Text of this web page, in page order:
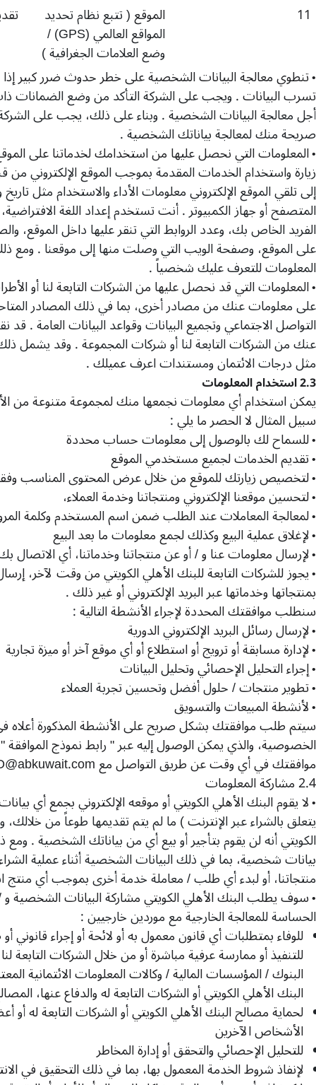
11
الموقع(تتبع نظام تحديد
المواقع العالمي(GPS) /
وضع العلامات الجغرافية)
•تنطوي معالجة البيانات الشخصية على خطر حدوث ضرر كبير إذا
تسرب البيانات.ويجب على الشركة التأكد من وضع الضمانات
أجل معالجة البيانات الشخصية.وبناء على ذلك، يجب على
صريحة منك لمعالجة بياناتك الشخصية.
•المعلومات التي نحصل عليها من استخدامك لخدماتنا على
زيارة واستخدام الخدمات المقدمة بموجب الموقع الإلكتروني من
إلى تلقي الموقع الإلكتروني معلومات الأداء والاستخدام مثل
المتصفح أو جهاز الكمبيوتر.أنت تستخدم إعداد اللغة
الفريد الخاص بك، وعدد الروابط التي تنقر عليها داخل الموقع،
على الموقع، وصفحة الويب التي وصلت منها إلى موقعنا.ومع
المعلومات للتعرف عليك شخصياً.
•المعلومات التي قد نحصل عليها من الشركات التابعة لنا أو
على معلومات عنك من مصادر أخرى، بما في ذلك المصادر
التواصل الاجتماعي وتجميع البيانات وقواعد البيانات العامة.قد
عنك من الشركات التابعة لنا أو شركات المجموعة.وقد يشمل
مثل درجات الائتمان ومستندات اعرف عميلك.
2.3استخدام المعلومات
يمكن استخدام أي معلومات نجمعها منك لمجموعة متنوعة من
سبيل المثال لا الحصر ما يلي:
•للسماح لك بالوصول إلى معلومات حساب محددة
•تقديم الخدمات لجميع مستخدمي الموقع
•لتخصيص زيارتك للموقع من خلال عرض المحتوى المناسب وفقاً
•لتحسين موقعنا الإلكتروني ومنتجاتنا وخدمة العملاء،
•لمعالجة المعاملات عند الطلب ضمن اسم المستخدم وكلمة
•لإغلاق عملية البيع وكذلك لجمع معلومات ما بعد البيع
•لإرسال معلومات عنا و/أو عن منتجاتنا وخدماتنا، أي الاتصال
•يجوز للشركات التابعة للبنك الأهلي الكويتي من وقت لآخر،
بمنتجاتها وخدماتها عبر البريد الإلكتروني أو غير ذلك.
سنطلب موافقتك المحددة لإجراء الأنشطة التالية:
•لإرسال رسائل البريد الإلكتروني الدورية
•لإدارة مسابقة أو ترويج أو استطلاع أو أي موقع آخر أو ميزة تجارية
•إجراء التحليل الإحصائي وتحليل البيانات
•تطوير منتجات/حلول أفضل وتحسين تجربة العملاء
•لأنشطة المبيعات والتسويق
سيتم طلب موافقتك بشكل صريح على الأنشطة المذكورة أعلاه
الخصوصية، والذي يمكن الوصول إليهعبر"رابط نموذج الموافقة
موافقتك في أي وقت عن طريق التواصل مع
2.4مشاركة المعلومات
•لا يقوم البنك الأهلي الكويتي أو موقعه الإلكتروني بجمع أي
يتعلق بالشراء عبر الإنترنت)ما لم يتم تقديمها طوعاً من خلالك،
الكويتي أنه لن يقوم بتأجير أو بيع أي من بياناتك الشخصية.ومع
بيانات شخصية، بما في ذلك البيانات الشخصية أثناء عملية
منتجاتنا، أو لبدء أي طلب/معاملة خدمة أخرى بموجب أي منتج
•سوف يطلب البنك الأهلي الكويتي مشاركة البيانات الشخصية و
الحساسة للمعالجة الخارجية مع موردين خارجيين:
للوفاء بمتطلبات أي قانون معمول به أو لائحة أو إجراء
للتنفيذ أو ممارسة عرفية مباشرة أو من خلال الشركات التابعة
البنوك/المؤسسات المالية/وكالات المعلومات الائتمانية
البنك الأهلي الكويتي أو الشركات التابعة له والدفاع عنها،
لحماية مصالح البنك الأهلي الكويتي أو الشركات التابعة له أو
الأشخاص الآخرين
للتحليل الإحصائي والتحقق أو إدارة المخاطر
لإنفاذ شروط الخدمة المعمول بها، بما في ذلك التحقيق في